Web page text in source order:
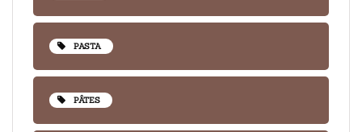
PASTA
PÂTES